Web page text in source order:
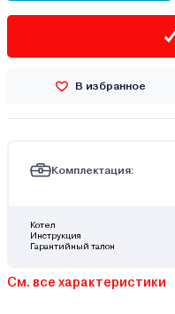
В избранное
Комплектация:
Котел
Инструкция
Гарантийный талон
См. все характеристики